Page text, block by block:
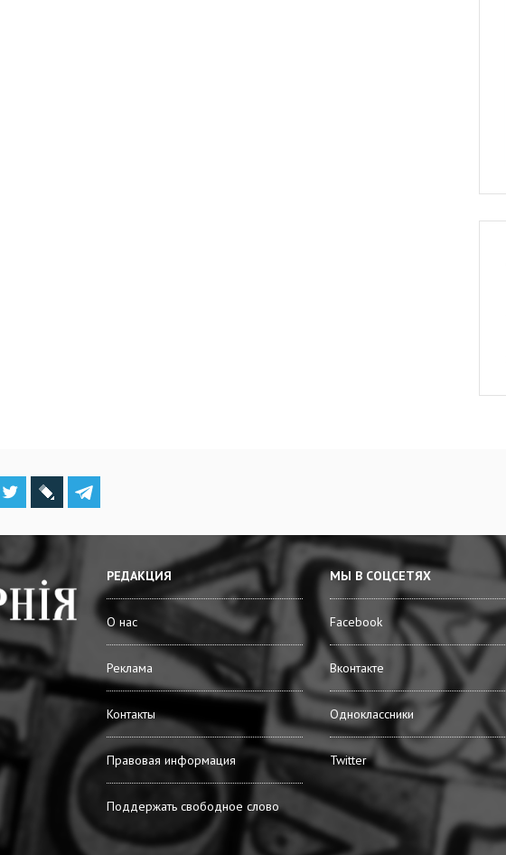
РЕДАКЦИЯ
О нас
Реклама
Контакты
Правовая информация
Поддержать свободное слово
МЫ В СОЦСЕТЯХ
Facebook
Вконтакте
Одноклассники
Twitter